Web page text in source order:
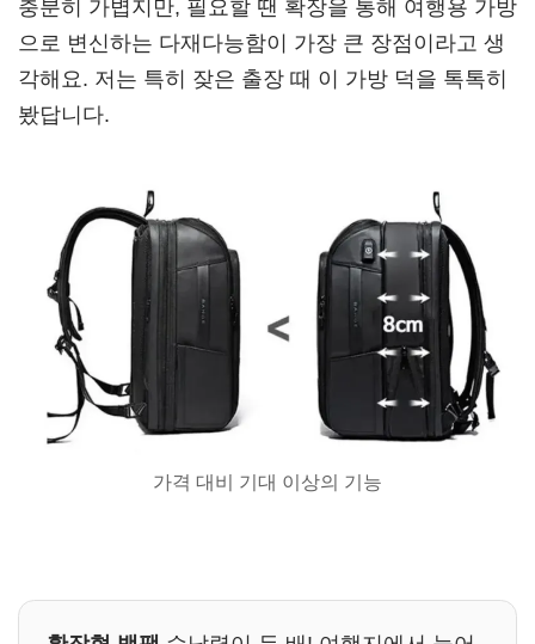
충분히 가볍지만, 필요할 땐 확장을 통해 여행용 가방
으로 변신하는 다재다능함이 가장 큰 장점이라고 생
각해요. 저는 특히 잦은 출장 때 이 가방 덕을 톡톡히
봤답니다.
가격 대비 기대 이상의 기능